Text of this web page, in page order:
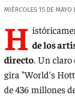
MIÉRCOLES 15 DE
H de los
directo. Un claro
gira "World's
de 436 millones